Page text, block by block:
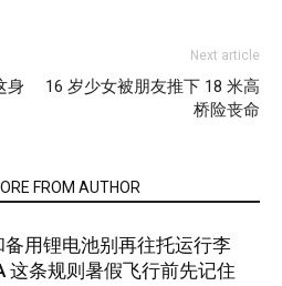
身
Next article
16 岁少女被朋友推下 18 米高
桥险丧命
FROM AUTHOR
备用锂电池别再往托运行李
这条规则暑假飞行前先记住